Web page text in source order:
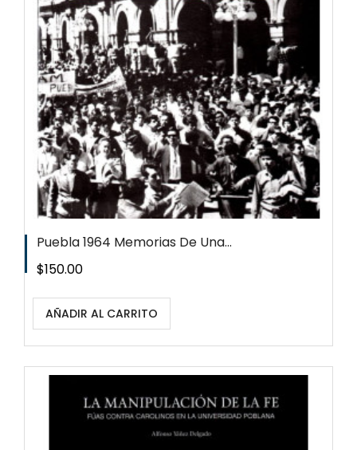
Puebla 1964 Memorias De Una...
Precio
$150.00
AÑADIR AL CARRITO